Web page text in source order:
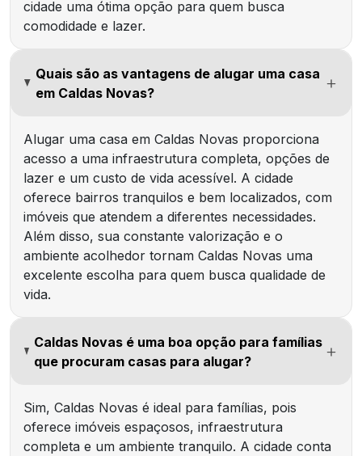
cidade uma ótima opção para quem busca
comodidade e lazer.
Quais são as vantagens de alugar uma casa
em Caldas Novas?
Alugar uma casa em Caldas Novas proporciona
acesso a uma infraestrutura completa, opções de
lazer e um custo de vida acessível. A cidade
oferece bairros tranquilos e bem localizados, com
imóveis que atendem a diferentes necessidades.
Além disso, sua constante valorização e o
ambiente acolhedor tornam Caldas Novas uma
excelente escolha para quem busca qualidade de
vida.
Caldas Novas é uma boa opção para famílias
que procuram casas para alugar?
Sim, Caldas Novas é ideal para famílias, pois
oferece imóveis espaçosos, infraestrutura
completa e um ambiente tranquilo. A cidade conta